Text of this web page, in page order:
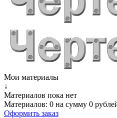
Мои материалы
↓
Материалов пока нет
Материалов: 0 на сумму 0
Оформить заказ